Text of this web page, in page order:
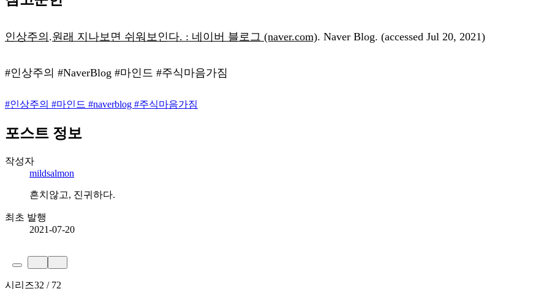
인상주의 .원래 지나보면 쉬워보인다. : 네이버 블로그 (naver.com). Naver Blog. (accessed Jul 20, 2021)
#인상주의 #NaverBlog #마인드 #주식마음가짐
#인상주의 #마인드 #naverblog #주식마음가짐
포스트 정보
작성자
mildsalmon
흔치않고, 진귀하다.
최초 발행
2021-07-20
시리즈32 / 72